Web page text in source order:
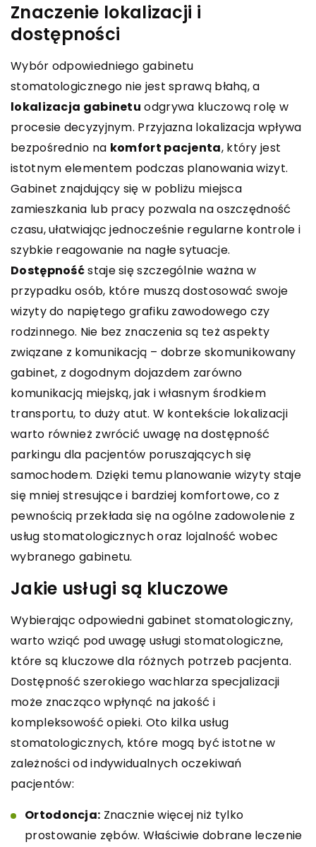
Znaczenie lokalizacji i
dostępności
Wybór odpowiedniego gabinetu
stomatologicznego nie jest sprawą błahą, a
lokalizacja gabinetu odgrywa kluczową rolę w
procesie decyzyjnym. Przyjazna lokalizacja wpływa
bezpośrednio na komfort pacjenta, który jest
istotnym elementem podczas planowania wizyt.
Gabinet znajdujący się w pobliżu miejsca
zamieszkania lub pracy pozwala na oszczędność
czasu, ułatwiając jednocześnie regularne kontrole i
szybkie reagowanie na nagłe sytuacje.
Dostępnośćstaje się szczególnie ważna w
przypadku osób, które muszą dostosować swoje
wizyty do napiętego grafiku zawodowego czy
rodzinnego. Nie bez znaczenia są też aspekty
związane z komunikacją – dobrze skomunikowany
gabinet, z dogodnym dojazdem zarówno
komunikacją miejską, jak i własnym środkiem
transportu, to duży atut. W kontekście lokalizacji
warto również zwrócić uwagę na dostępność
parkingu dla pacjentów poruszających się
samochodem. Dzięki temu planowanie wizyty staje
się mniej stresujące i bardziej komfortowe, co z
pewnością przekłada się na ogólne zadowolenie z
usług stomatologicznych oraz lojalność wobec
wybranego gabinetu.
Jakie usługi są kluczowe
Wybierając odpowiedni gabinet stomatologiczny,
warto wziąć pod uwagę usługi stomatologiczne,
które są kluczowe dla różnych potrzeb pacjenta.
Dostępność szerokiego wachlarza specjalizacji
może znacząco wpłynąć na jakość i
kompleksowość opieki. Oto kilka usług
stomatologicznych, które mogą być istotne w
zależności od indywidualnych oczekiwań
pacjentów:
Ortodoncja: Znacznie więcej niż tylko
prostowanie zębów. Właściwie dobrane leczenie